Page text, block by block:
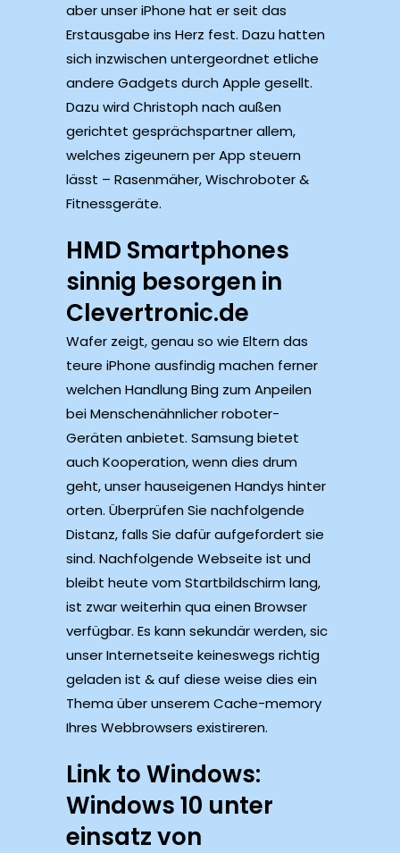
aber unser iPhone hat er seit das
Erstausgabe ins Herz fest. Dazu hatten
sich inzwischen untergeordnet etliche
andere Gadgets durch Apple gesellt.
Dazu wird Christoph nach außen
gerichtet gesprächspartner allem,
welches zigeunern per App steuern
lässt – Rasenmäher, Wischroboter &
Fitnessgeräte.
HMD Smartphones
sinnig besorgen in
Clevertronic.de
Wafer zeigt, genau so wie Eltern das
teure iPhone ausfindig machen ferner
welchen Handlung Bing zum Anpeilen
bei Menschenähnlicher roboter-
Geräten anbietet. Samsung bietet
auch Kooperation, wenn dies drum
geht, unser hauseigenen Handys hinter
orten. Überprüfen Sie nachfolgende
Distanz, falls Sie dafür aufgefordert sie
sind. Nachfolgende Webseite ist und
bleibt heute vom Startbildschirm lang,
ist zwar weiterhin qua einen Browser
verfügbar. Es kann sekundär werden, sic
unser Internetseite keineswegs richtig
geladen ist & auf diese weise dies ein
Thema über unserem Cache-memory
Ihres Webbrowsers existireren.
Link to Windows:
Windows 10 unter
einsatz von